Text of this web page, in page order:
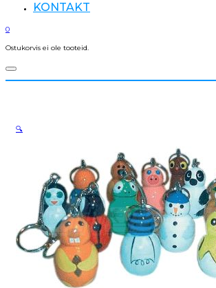
KONTAKT
0
Ostukorvis ei ole tooteid.
🔍